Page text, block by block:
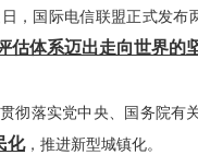
，国际电信联盟正式发布
估体系迈出走向世界的
彻落实党中央、国务院
化，推进新型城镇化。